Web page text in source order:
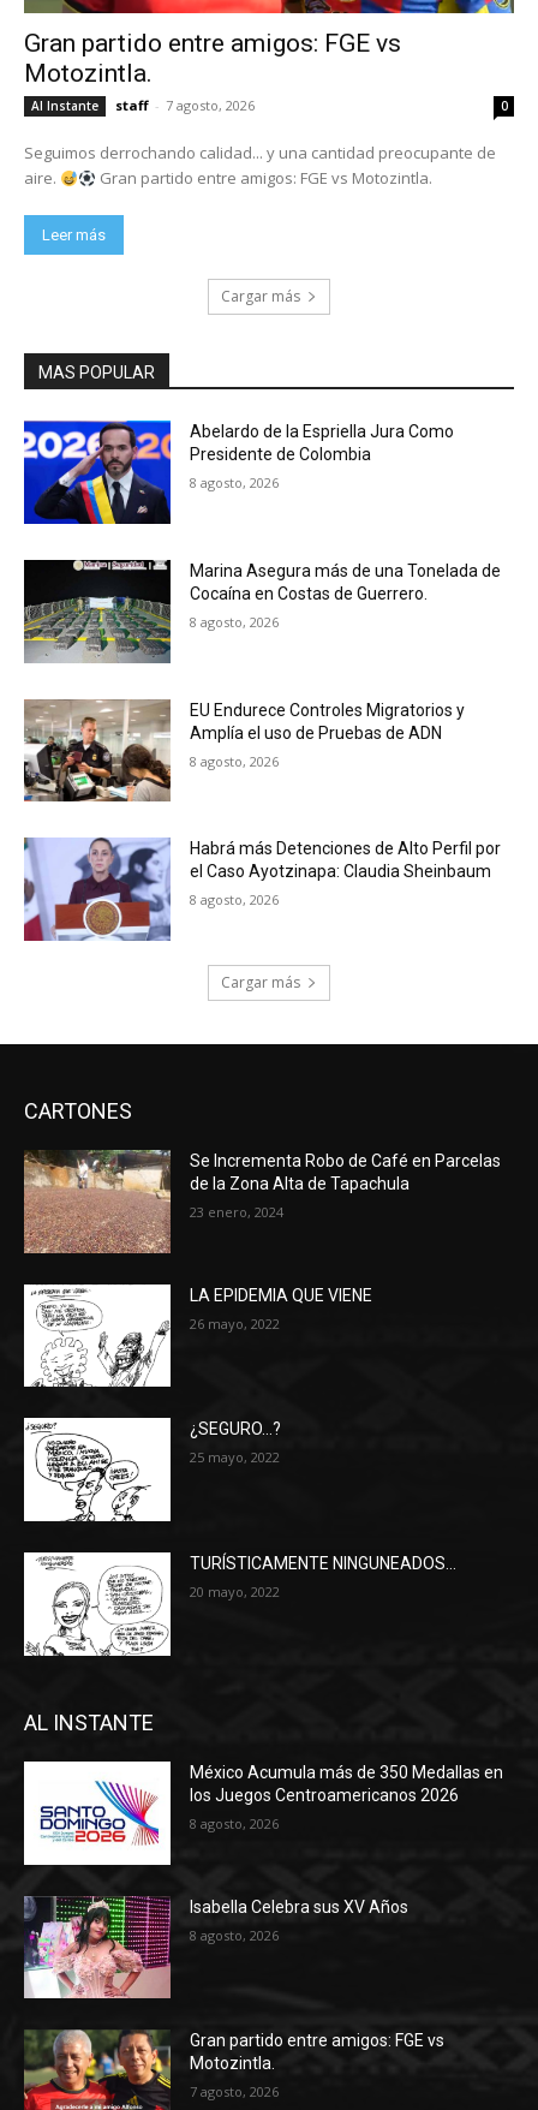
Gran partido entre amigos: FGE vs
Motozintla.
Al Instante staff - 7 agosto, 2026 0
Seguimos derrochando calidad... y una cantidad preocupante de
aire.
Gran partido entre amigos: FGE vs Motozintla.
Leer más
Cargar más
MAS POPULAR
Abelardo de la Espriella Jura Como
Presidente de Colombia
8 agosto, 2026
Marina Asegura más de una Tonelada de
Cocaína en Costas de Guerrero.
8 agosto, 2026
EU Endurece Controles Migratorios y
Amplía el uso de Pruebas de ADN
8 agosto, 2026
Habrá más Detenciones de Alto Perfil por
el Caso Ayotzinapa: Claudia Sheinbaum
8 agosto, 2026
Cargar más
CARTONES
Se Incrementa Robo de Café en Parcelas
de la Zona Alta de Tapachula
23 enero, 2024
LA EPIDEMIA QUE VIENE
26 mayo, 2022
¿SEGURO…?
25 mayo, 2022
TURÍSTICAMENTE NINGUNEADOS…
20 mayo, 2022
AL INSTANTE
México Acumula más de 350 Medallas en
los Juegos Centroamericanos 2026
8 agosto, 2026
Isabella Celebra sus XV Años
8 agosto, 2026
Gran partido entre amigos: FGE vs
Motozintla.
7 agosto, 2026